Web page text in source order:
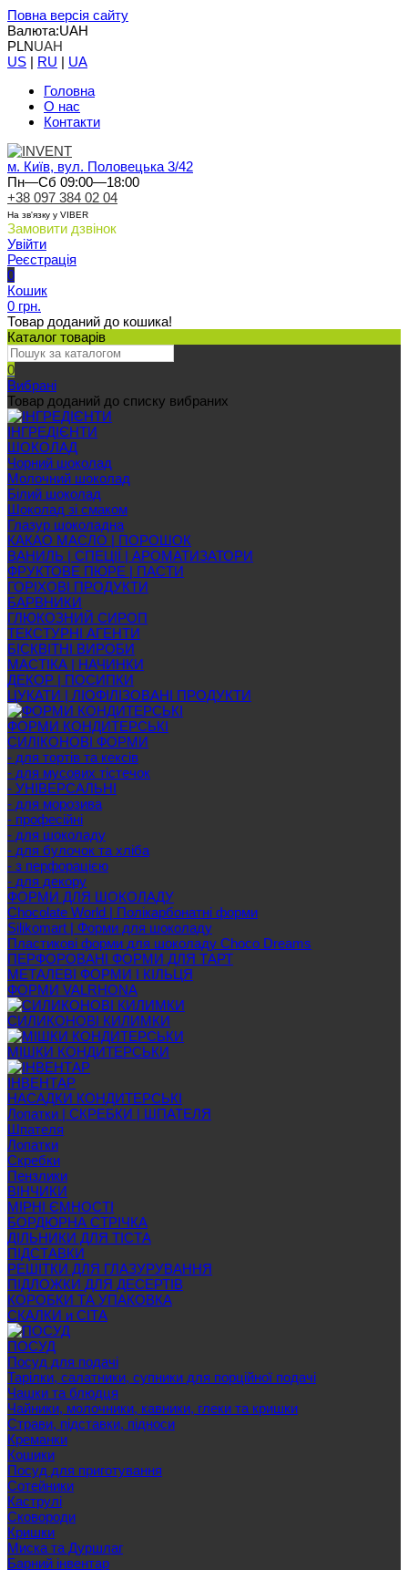
Повна версія сайту
Валюта:UAH
PLNUAH
US | RU | UA
Головна
О нас
Контакти
м. Київ, вул. Половецька 3/42
Пн—Сб 09:00—18:00
+38 097 384 02 04
На зв'язку у VIBER
Замовити дзвінок
Увійти
Реєстрація
0
Кошик
0 грн.
Товар доданий до кошика!
Каталог товарів
0
Вибрані
Товар доданий до списку вибраних
ІНГРЕДІЄНТИ
ШОКОЛАД
Чорний шоколад
Молочний шоколад
Білий шоколад
Шоколад зі смаком
Глазур шоколадна
КАКАО МАСЛО | ПОРОШОК
ВАНИЛЬ | СПЕЦІЇ | АРОМАТИЗАТОРИ
ФРУКТОВЕ ПЮРЕ | ПАСТИ
ГОРІХОВІ ПРОДУКТИ
БАРВНИКИ
ГЛЮКОЗНИЙ СИРОП
ТЕКСТУРНІ АГЕНТИ
БІСКВІТНІ ВИРОБИ
МАСТІКА | НАЧИНКИ
ДЕКОР | ПОСИПКИ
ЦУКАТИ | ЛІОФІЛІЗОВАНІ ПРОДУКТИ
ФОРМИ КОНДИТЕРСЬКІ
СИЛІКОНОВІ ФОРМИ
- для тортів та кексів
- для мусових тістечок
- УНІВЕРСАЛЬНІ
- для морозива
- професійні
- для шоколаду
- для булочок та хліба
- з перфорацією
- для декору
ФОРМИ ДЛЯ ШОКОЛАДУ
Chocolate World | Полікарбонатні форми
Silikomart | Форми для шоколаду
Пластикові форми для шоколаду Choco Dreams
ПЕРФОРОВАНІ ФОРМИ ДЛЯ ТАРТ
МЕТАЛЕВІ ФОРМИ І КІЛЬЦЯ
ФОРМИ VALRHONA
СИЛИКОНОВІ КИЛИМКИ
МІШКИ КОНДИТЕРСЬКИ
ІНВЕНТАР
НАСАДКИ КОНДИТЕРСЬКІ
Лопатки | СКРЕБКИ | ШПАТЕЛЯ
Шпателя
Лопатки
Скребки
Пензлики
ВІНЧИКИ
МІРНІ ЄМНОСТІ
БОРДЮРНА СТРІЧКА
ДІЛЬНИКИ ДЛЯ ТІСТА
ПІДСТАВКИ
РЕШІТКИ ДЛЯ ГЛАЗУРУВАННЯ
ПІДЛОЖКИ ДЛЯ ДЕСЕРТІВ
КОРОБКИ ТА УПАКОВКА
СКАЛКИ и СІТА
ПОСУД
Посуд для подачі
Тарілки, салатники, супники для порційної подачі
Чашки та блюдця
Чайники, молочники, кавники, глеки та кришки
Страви, підставки, підноси
Креманки
Кошики
Посуд для приготування
Сотейники
Каструлі
Сковороди
Кришки
Миска та Дуршлаг
Барний інвентар